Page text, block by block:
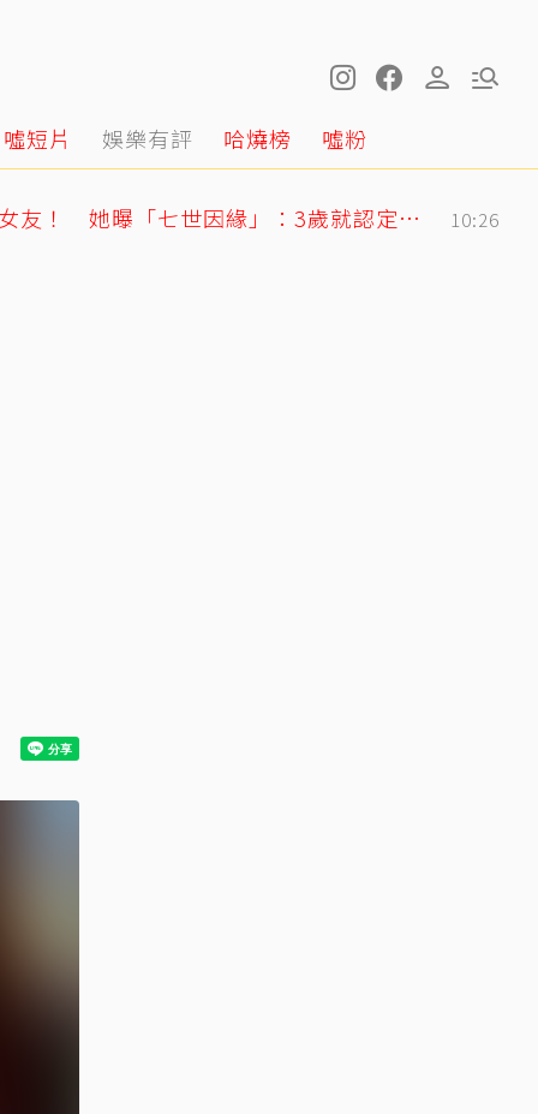
噓短片 娛樂有評 哈燒榜 噓粉
71歲姜厚任戀上小2輪女友！ 她曝「七世因緣」：3歲就認定是他 10:26